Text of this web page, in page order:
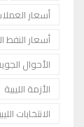
أسعار
أسعار النفط
الأحوال
الأزمة الليبية
الانتخابات